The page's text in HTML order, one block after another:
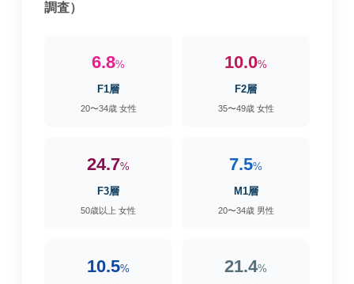
調査）
6.8%
F1層
20〜34歳 女性
10.0%
F2層
35〜49歳 女性
24.7%
F3層
50歳以上 女性
7.5%
M1層
20〜34歳 男性
10.5% 21.4%